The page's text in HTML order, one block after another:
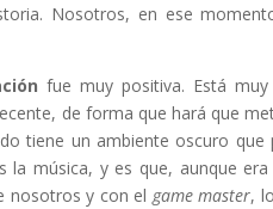
Nosotros, en ese
fue muy positiva. Está muy
de forma que hará que
tiene un ambiente oscuro que
música, y es que, aunque
nosotros y con el game master,